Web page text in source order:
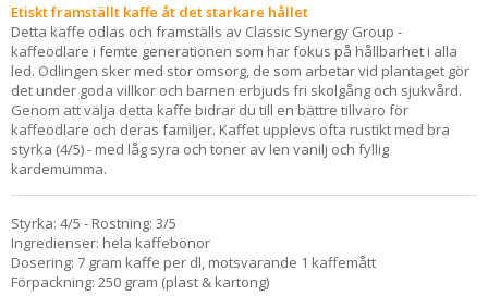
Etiskt framställt kaffe åt det starkare hållet
Detta kaffe odlas och framställs av Classic Synergy Group -
kaffeodlare i femte generationen som har fokus på hållbarhet i alla
led. Odlingen sker med stor omsorg, de som arbetar vid plantaget gör
det under goda villkor och barnen erbjuds fri skolgång och sjukvård.
Genom att välja detta kaffe bidrar du till en bättre tillvaro för
kaffeodlare och deras familjer. Kaffet upplevs ofta rustikt med bra
styrka (4/5) - med låg syra och toner av len vanilj och fyllig
kardemumma.
Styrka: 4/5 - Rostning: 3/5
Ingredienser: hela kaffebönor
Dosering: 7 gram kaffe per dl, motsvarande 1 kaffemått
Förpackning: 250 gram (plast & kartong)